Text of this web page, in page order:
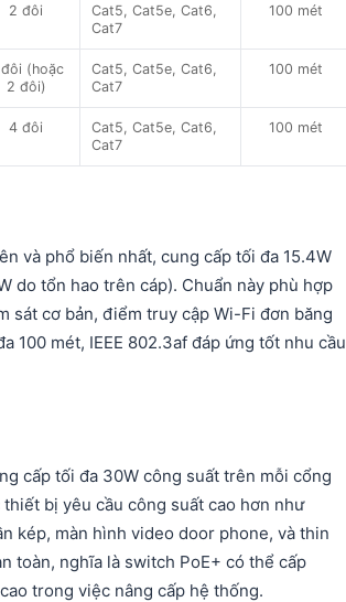
2 đôi
Cat5, Cat5e, Cat6,
Cat7
100 mét
(hoặc
2 đôi)
Cat5, Cat5e, Cat6,
Cat7
100 mét
4 đôi
Cat5, Cat5e, Cat6,
Cat7
100 mét
và phổ biến nhất, cung cấp tối đa 15.4W
do tổn hao trên cáp). Chuẩn này phù hợp
sát cơ bản, điểm truy cập Wi-Fi đơn băng
100 mét, IEEE 802.3af đáp ứng tốt nhu cầu
cấp tối đa 30W công suất trên mỗi cổng
bị yêu cầu công suất cao hơn như
kép, màn hình video door phone, và thin
toàn, nghĩa là switch PoE+ có thể cấp
trong việc nâng cấp hệ thống.​